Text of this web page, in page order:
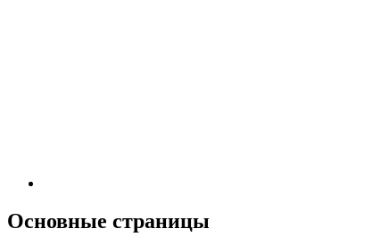
Основные страницы